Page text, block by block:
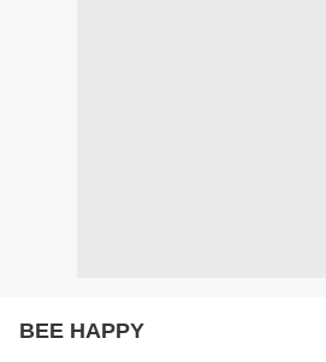
BEE HAPPY